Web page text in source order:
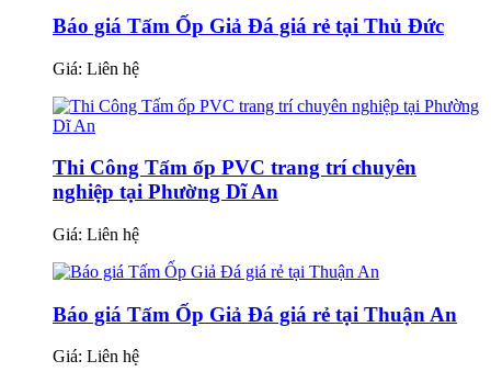
Báo giá Tấm Ốp Giả Đá giá rẻ tại Thủ Đức
Giá: Liên hệ
Thi Công Tấm ốp PVC trang trí chuyên
nghiệp tại Phường Dĩ An
Giá: Liên hệ
Báo giá Tấm Ốp Giả Đá giá rẻ tại Thuận An
Giá: Liên hệ